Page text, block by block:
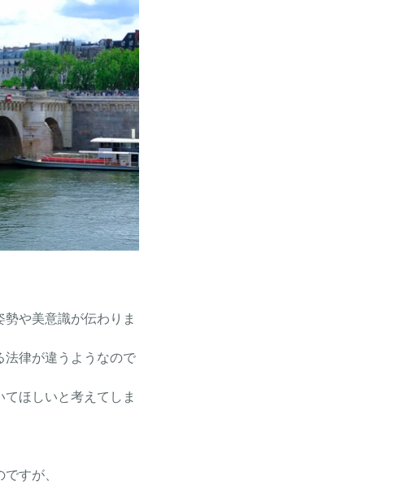
や美意識が伝わりま
法律が違うようなので
ほしいと考えてしま
すが、